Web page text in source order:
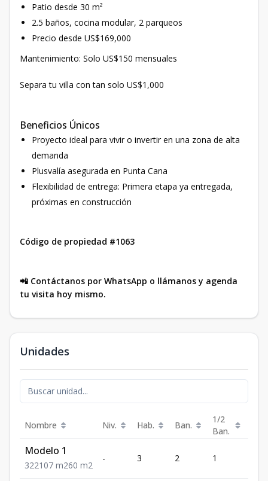
Patio desde 30 m²
2.5 baños, cocina modular, 2 parqueos
Precio desde US$169,000
Mantenimiento: Solo US$150 mensuales
Separa tu villa con tan solo US$1,000
Beneficios Únicos
Proyecto ideal para vivir o invertir en una zona de alta
demanda
Plusvalía asegurada en Punta Cana
Flexibilidad de entrega: Primera etapa ya entregada,
próximas en construcción
Código de propiedad #1063
📲 Contáctanos por WhatsApp o llámanos y agenda
tu visita hoy mismo.
Unidades
Nombre Niv. Hab. Ban.
1/2
Ban.
Modelo 1
322107 m260 m2
- 3 2 1